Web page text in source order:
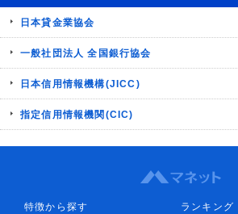
日本貸金業協会
一般社団法人 全国銀行協会
日本信用情報機構(JICC)
指定信用情報機関(CIC)
特徴から探す
ランキング